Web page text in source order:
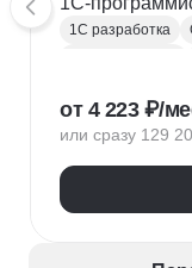
1С разработка
от 4 223 ₽/
или сразу 129